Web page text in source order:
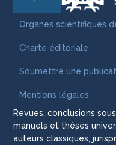
Organes scientifiques
Charte éditoriale
Soumettre une
Mentions légales
Revues, conclusions
manuels et thèses
auteurs classiques,